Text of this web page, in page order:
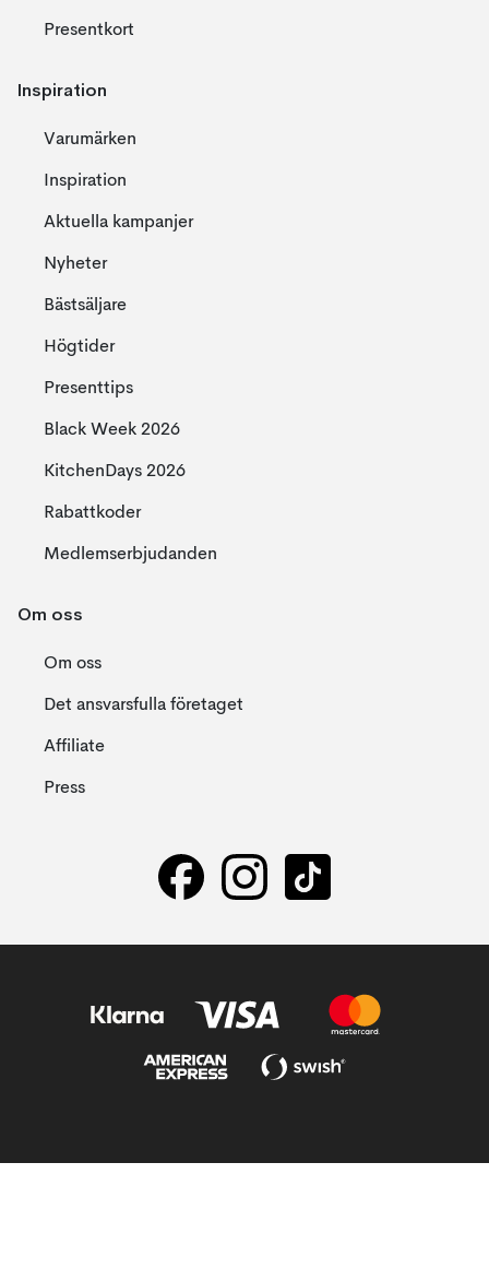
Presentkort
Inspiration
Varumärken
Inspiration
Aktuella kampanjer
Nyheter
Bästsäljare
Högtider
Presenttips
Black Week 2026
KitchenDays 2026
Rabattkoder
Medlemserbjudanden
Om oss
Om oss
Det ansvarsfulla företaget
Affiliate
Press